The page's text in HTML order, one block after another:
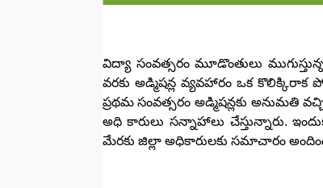
విద్యా సంవత్సరం మూడొంతులు
వరకు అడ్మిషన్ల వ్యవహారం ఒక కొలిక్కిరాక
ప్రథమ సంవత్సరం అడ్మిషన్లకు అనుమతి
అధి కారులు సన్నాహాలు చేస్తున్నారు.
మేరకు జిల్లా అధికారులకు సమాచారం